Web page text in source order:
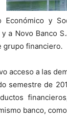
Económico y
a Novo Banco
grupo financiero.
acceso a las
semestre de
banco,